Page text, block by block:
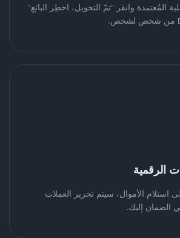
المُعتمدة وانقر "تمّ التحويل، اخطِر البائع"
استلام الأموال، سيتم تحرير العملات
الضمان إليك.